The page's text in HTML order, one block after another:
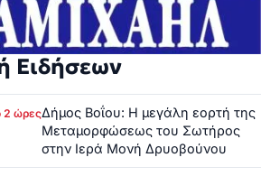
Ειδήσεων
2 ώρεςΔήμος Βοΐου: Η μεγάλη εορτή της
Μεταμορφώσεως του Σωτήρος
στην Ιερά Μονή Δρυοβούνου